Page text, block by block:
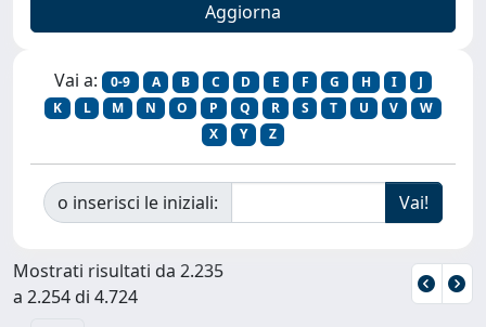
Vai a: 0-9 A B C D E F G H I
J
K
L M N O P Q R S T U V
W
X
Y Z
o inserisci le iniziali:
Mostrati risultati da 2.235
a 2.254 di 4.724